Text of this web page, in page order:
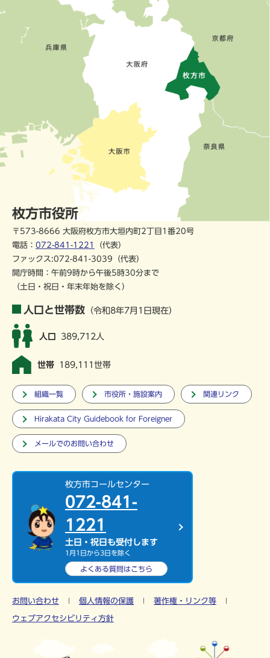
枚方市役所
〒573-8666 大阪府枚方市大垣内町2丁目1番20号
電話： 072-841-1221
（代表）
ファックス:072-841-3039（代表）
開庁時間：午前9時から午後5時30分まで
（土日・祝日・年末年始を除く）
人口と世帯数 （令和8年7月1日現在）
人口 389,712人
世帯 189,111世帯
組織一覧 市役所・施設案内 関連リンク
Hirakata City Guidebook for Foreigner
メールでのお問い合わせ
枚方市コールセンター
072-841-
1221
土日・祝日も受付します
1月1日から3日を除く
よくある質問はこちら
お問い合わせ 個人情報の保護 著作権・リンク等
ウェブアクセシビリティ方針